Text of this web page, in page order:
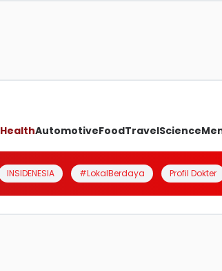
HealthAutomotiveFoodTravelScience
INSIDENESIA #LokalBerdaya Profil Dokter